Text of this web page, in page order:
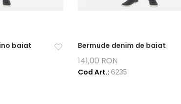
baiat Bermude denim de baiat
141,00 RON
Cod Art.: 6235